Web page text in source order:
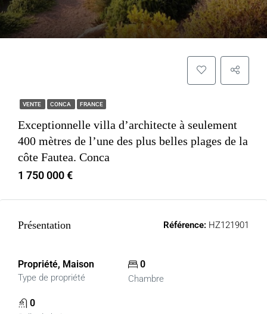
VENTE CONCA FRANCE
Exceptionnelle villa d’architecte à seulement
400 mètres de l’une des plus belles plages de la
côte Fautea. Conca
1 750 000 €
Présentation Référence: HZ121901
Propriété, Maison
Type de propriété
0
Chambre
0